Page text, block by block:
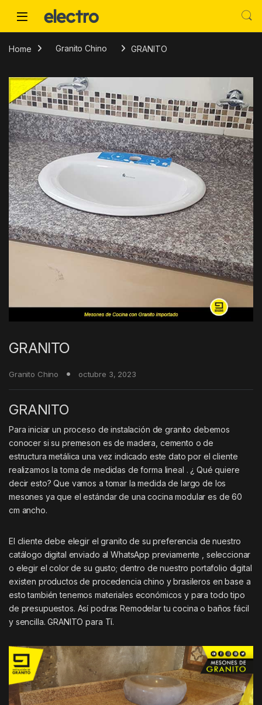
Home Granito Chino GRANITO
GRANITO
Granito Chino octubre 3, 2023
GRANITO
Para iniciar un proceso de instalación de granito debemos
conocer si su premeson es de madera, cemento o de
estructura metálica una vez indicado este dato por el cliente
realizamos la toma de medidas de forma lineal . ¿ Qué quiere
decir esto? Que vamos a tomar la medida de largo de los
mesones ya que el estándar de una cocina modular es de 60
cm ancho.
El cliente debe elegir el granito de su preferencia de nuestro
catálogo digital enviado al WhatsApp previamente , seleccionar
o elegir el color de su gusto; dentro de nuestro portafolio digital
existen productos de procedencia chino y brasileros en base a
esto también tenemos materiales económicos y para todo tipo
de presupuestos. Así podras Remodelar tu cocina o baños fácil
y sencilla. GRANITO para Tí.